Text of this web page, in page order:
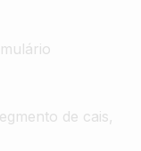
de cais,